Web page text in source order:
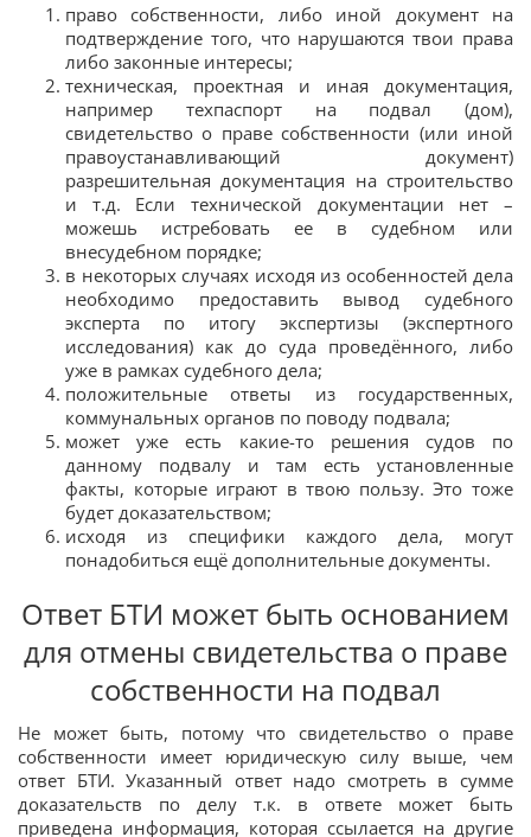
право собственности, либо иной документ на
подтверждение того, что нарушаются твои права
либо законные интересы;
техническая, проектная и иная документация,
например техпаспорт на подвал (дом),
свидетельство о праве собственности (или иной
правоустанавливающий документ)
разрешительная документация на строительство
и т.д. Если технической документации нет –
можешь истребовать ее в судебном или
внесудебном порядке;
в некоторых случаях исходя из особенностей дела
необходимо предоставить вывод судебного
эксперта по итогу экспертизы (экспертного
исследования) как до суда проведённого, либо
уже в рамках судебного дела;
положительные ответы из государственных,
коммунальных органов по поводу подвала;
может уже есть какие-то решения судов по
данному подвалу и там есть установленные
факты, которые играют в твою пользу. Это тоже
будет доказательством;
исходя из специфики каждого дела, могут
понадобиться ещё дополнительные документы.
Ответ БТИ может быть основанием
для отмены свидетельства о праве
собственности на подвал
Не может быть, потому что свидетельство о праве
собственности имеет юридическую силу выше, чем
ответ БТИ. Указанный ответ надо смотреть в сумме
доказательств по делу т.к. в ответе может быть
приведена информация, которая ссылается на другие